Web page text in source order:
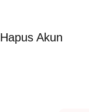
Hapus Akun